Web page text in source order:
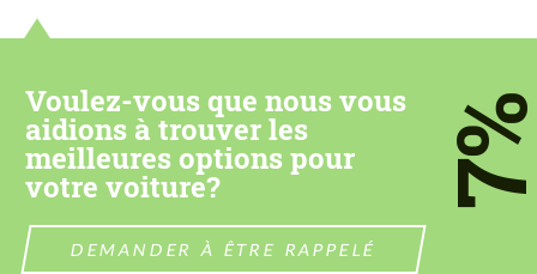
Voulez-vous que nous vous
aidions à trouver les
meilleures options pour
votre voiture?
DEMANDER À ÊTRE RAPPELÉ
contact you within 1 business day with our